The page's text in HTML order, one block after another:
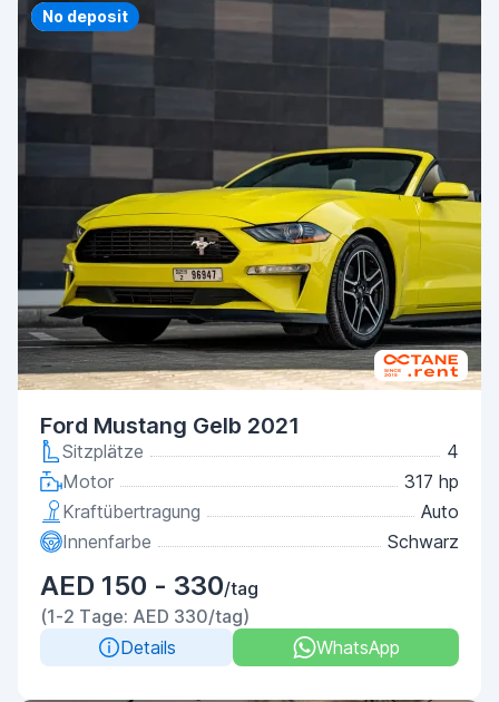
Priority
No deposit
Ford Mustang Gelb 2021
Sitzplätze
4
Motor
317 hp
Kraftübertragung
Auto
Innenfarbe
Schwarz
AED 150 - 330/tag
(1-2 Tage: AED 330/tag)
Details
WhatsApp